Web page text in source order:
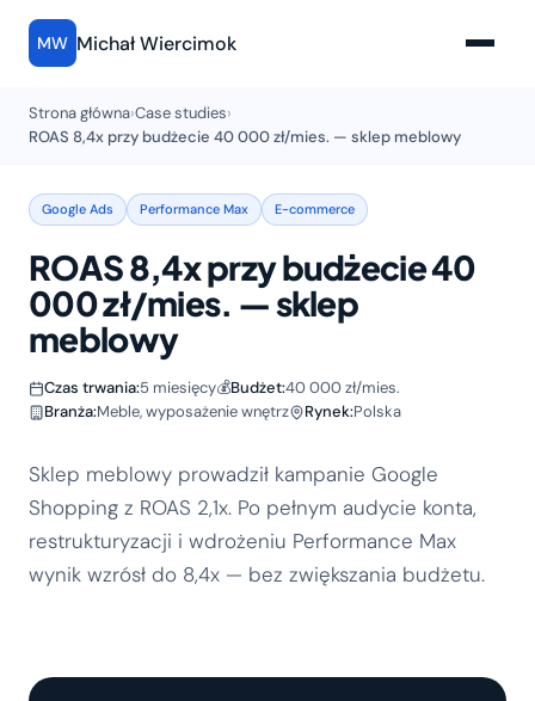
MW Michał Wiercimok
Strona główna›Case studies›
ROAS 8,4x przy budżecie 40 000 zł/mies. — sklep meblowy
Google Ads Performance Max E-commerce
ROAS 8,4x przy budżecie 40
000 zł/mies. — sklep
meblowy
Czas trwania:5 miesięcy💰Budżet:40 000 zł/mies.
Branża:Meble, wyposażenie wnętrz Rynek:Polska
Sklep meblowy prowadził kampanie Google
Shopping z ROAS 2,1x. Po pełnym audycie konta,
restrukturyzacji i wdrożeniu Performance Max
wynik wzrósł do 8,4x — bez zwiększania budżetu.